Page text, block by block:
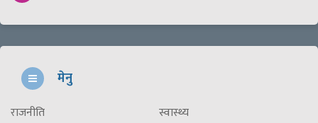
मेनु
राजनीति
स्वास्थ्य